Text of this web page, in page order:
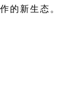
的新生态。